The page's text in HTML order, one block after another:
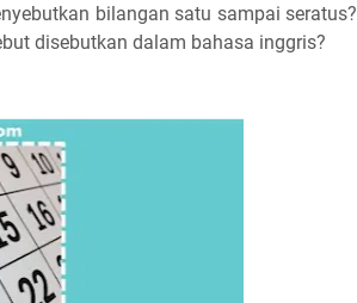
bilangan satu sampai seratus?
disebutkan dalam bahasa inggris?